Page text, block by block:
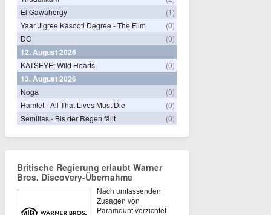
El Gawahergy
(1)
Yaar Jigree Kasooti Degree - The Film
(0)
DC
(0)
12. August 2026
KATSEYE: Wild Hearts (0)
13. August 2026
Noga
(0)
Hamlet - All That Lives Must Die
(0)
Semillas - Bis der Regen fällt
(0)
Britische Regierung erlaubt Warner
Bros. Discovery-Übernahme
Nach umfassenden
Zusagen von
Paramount verzichtet